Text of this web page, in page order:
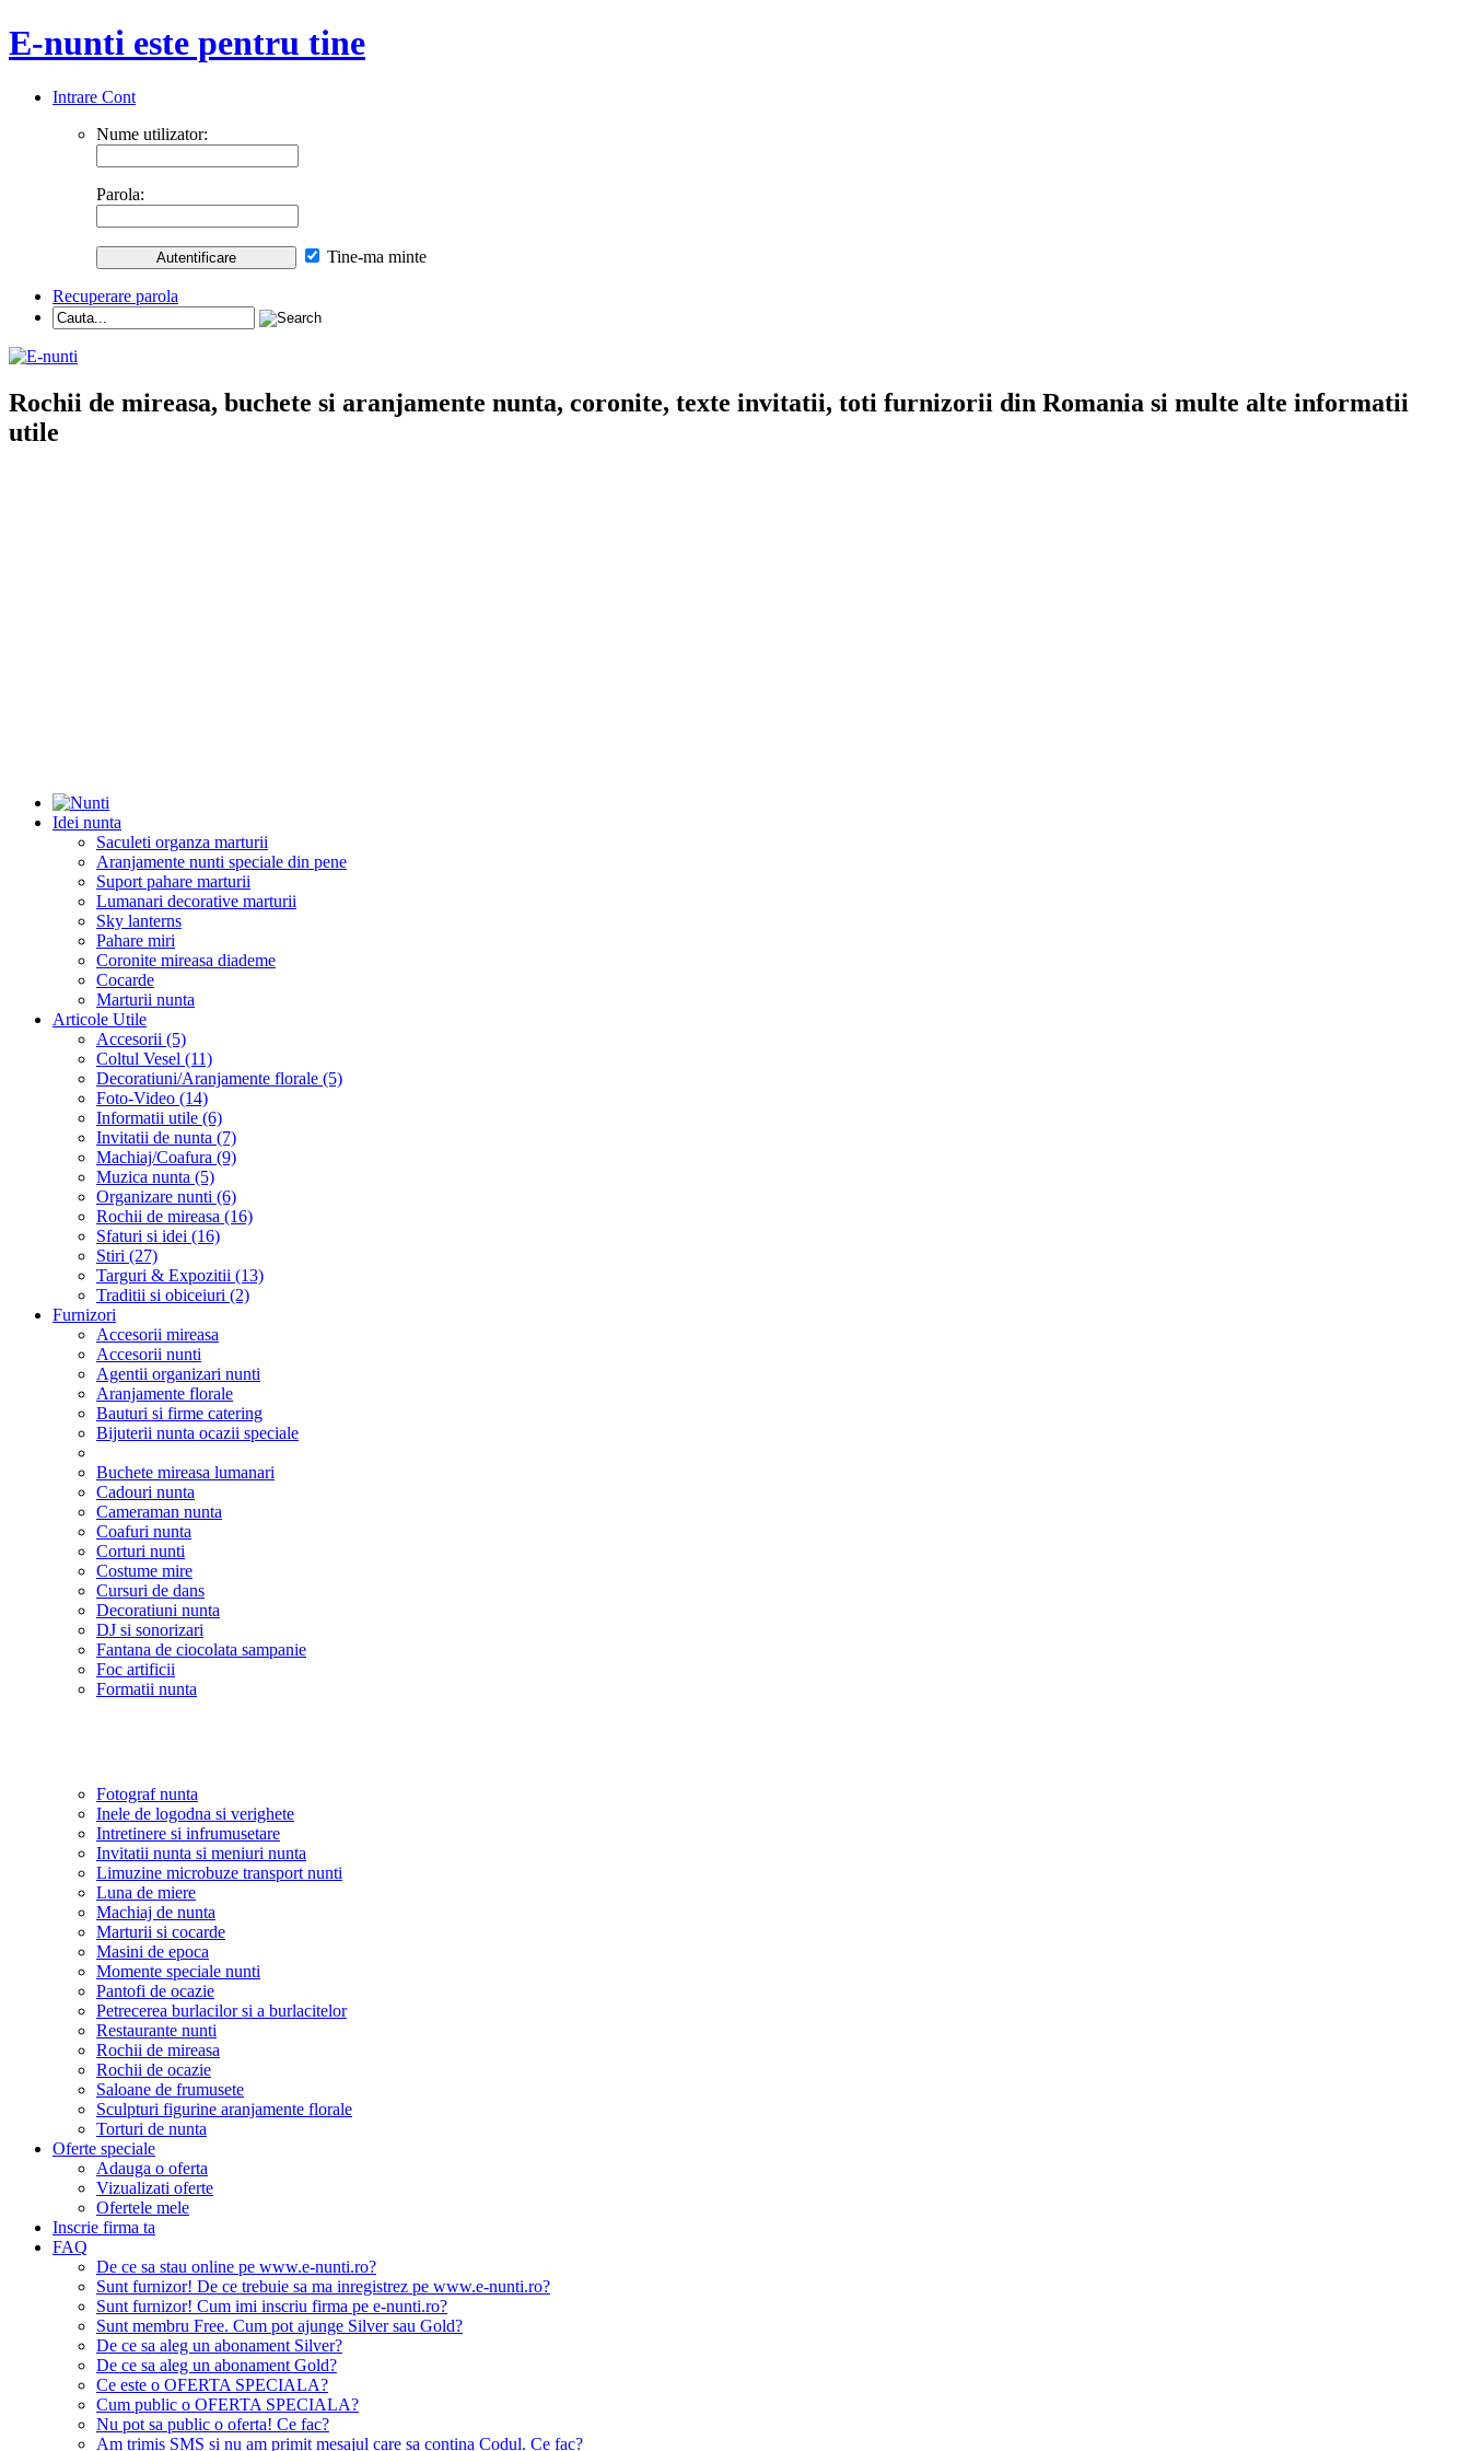
E-nunti este pentru tine
Intrare Cont
Nume utilizator:
Parola:
Tine-ma minte
Recuperare parola
Rochii de mireasa, buchete si aranjamente nunta, coronite, texte invitatii, toti furnizorii din Romania si multe alte informatii
utile
Idei nunta
Saculeti organza marturii
Aranjamente nunti speciale din pene
Suport pahare marturii
Lumanari decorative marturii
Sky lanterns
Pahare miri
Coronite mireasa diademe
Cocarde
Marturii nunta
Articole Utile
Accesorii (5)
Coltul Vesel (11)
Decoratiuni/Aranjamente florale (5)
Foto-Video (14)
Informatii utile (6)
Invitatii de nunta (7)
Machiaj/Coafura (9)
Muzica nunta (5)
Organizare nunti (6)
Rochii de mireasa (16)
Sfaturi si idei (16)
Stiri (27)
Targuri & Expozitii (13)
Traditii si obiceiuri (2)
Furnizori
Accesorii mireasa
Accesorii nunti
Agentii organizari nunti
Aranjamente florale
Bauturi si firme catering
Bijuterii nunta ocazii speciale
Buchete mireasa lumanari
Cadouri nunta
Cameraman nunta
Coafuri nunta
Corturi nunti
Costume mire
Cursuri de dans
Decoratiuni nunta
DJ si sonorizari
Fantana de ciocolata sampanie
Foc artificii
Formatii nunta
Fotograf nunta
Inele de logodna si verighete
Intretinere si infrumusetare
Invitatii nunta si meniuri nunta
Limuzine microbuze transport nunti
Luna de miere
Machiaj de nunta
Marturii si cocarde
Masini de epoca
Momente speciale nunti
Pantofi de ocazie
Petrecerea burlacilor si a burlacitelor
Restaurante nunti
Rochii de mireasa
Rochii de ocazie
Saloane de frumusete
Sculpturi figurine aranjamente florale
Torturi de nunta
Oferte speciale
Adauga o oferta
Vizualizati oferte
Ofertele mele
Inscrie firma ta
FAQ
De ce sa stau online pe www.e-nunti.ro?
Sunt furnizor! De ce trebuie sa ma inregistrez pe www.e-nunti.ro?
Sunt furnizor! Cum imi inscriu firma pe e-nunti.ro?
Sunt membru Free. Cum pot ajunge Silver sau Gold?
De ce sa aleg un abonament Silver?
De ce sa aleg un abonament Gold?
Ce este o OFERTA SPECIALA?
Cum public o OFERTA SPECIALA?
Nu pot sa public o oferta! Ce fac?
Am trimis SMS si nu am primit mesajul care sa contina Codul. Ce fac?